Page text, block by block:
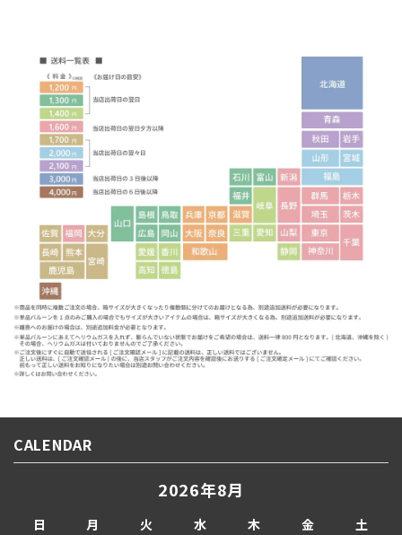
CALENDAR
2026年8月
日 月 火 水 木 金
土